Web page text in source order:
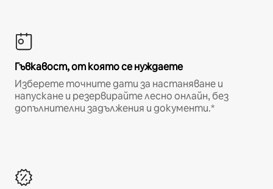
Гъвкавост, от която се нуждаете
Изберете точните дати за настаняване и
напускане и резервирайте лесно онлайн, без
допълнителни задължения и документи.*